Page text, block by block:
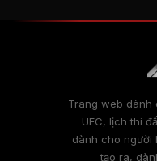
Trang web dành
UFC, lịch thi
dành cho người
tạo ra,